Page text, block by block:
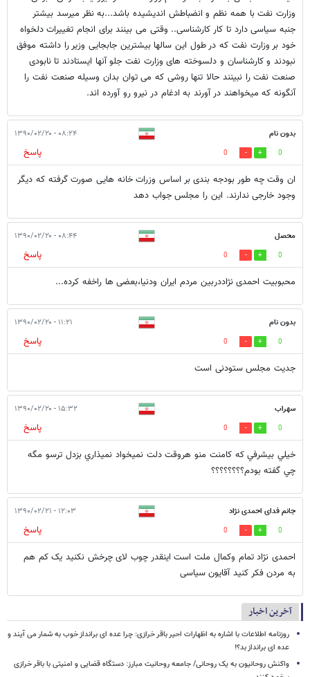
وزارت نفت با همه نظم و انضباطش اندیشیده باشد...به نظر میرسد بیشتر
جنبه سیاسی دارد تا کار کارشناسی.. وقتی می بینند برای انجام تغییرات دلخواه
خود بر وزارت نفت که در طول این سالها بیشترین جابجایی وزیر را داشته موفق
نبودند و کارشناسان و دلسوخته های وزارت نفت جلو آنها ایستادند تا نابودی
صنعت نفت را نبینند حالا تنها روشی که می توان بدان وسیله صنعت نفت را
آنگونه که میخواهند در آورند به ادغام در نیرو رو آورده اند.
بدون نام ۰۸:۲۴ - ۱۳۹۰/۰۲/۲۰
0
0
پاسخ
ان وقت چه طور بودجه بندی بر اساس وزرات خانه هایی صورت گرفته که دیگر
وجود خارجی ندارند. این را مجلس جواب دهد
محصل ۰۸:۴۴ - ۱۳۹۰/۰۲/۲۰
0
0
پاسخ
محبوبیت احمدی نژاددربین مردم ایران ودنیا،بعضی ها راخفه کرده...
بدون نام ۱۱:۲۱ - ۱۳۹۰/۰۲/۲۰
0
0
پاسخ
جدیت مجلس ستودنی است
سهراب ۱۵:۳۲ - ۱۳۹۰/۰۲/۲۰
0
0
پاسخ
خيلي بيشرفي كه كامنت منو هروقت دلت نميخواد نميذاري بزدل ترسو مگه
چي گفته بودم؟؟؟؟؟؟؟؟
جانم فدای احمدی نژاد ۱۲:۰۳ - ۱۳۹۰/۰۲/۲۱
0
0
پاسخ
احمدی نژاد تمام وکمال ملت است اینقدر چوب لای چرخش نکنید یک کم هم
به مردن فکر کنید آقایون سیاسی
آخرین اخبار
روزنامه اطلاعات با اشاره به اظهارات احیر باقر خرازی: چرا عده ای برانداز خوب به شمار می آیند و
عده ای برانداز بد؟!
واکنش روحانیون به یک روحانی/ جامعه روحانیت مبارز: دستگاه قضایی و امنیتی با باقر خرازی